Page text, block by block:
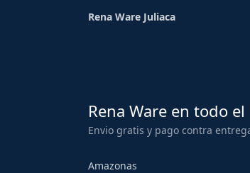
Rena Ware Juliaca
Rena Ware en todo el
Envio gratis y pago contra
Amazonas